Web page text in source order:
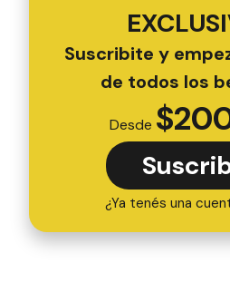
Suscribite y
de todos los
Desde $
¿Ya tenés una